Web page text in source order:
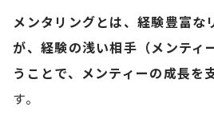
メンタリングとは、経験豊富な
が、経験の浅い相手（メンティ
うことで、メンティーの成長を
す。